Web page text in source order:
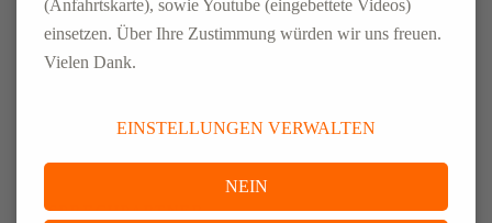
ANSPRECH­PARTNER
(Anfahrtskarte), sowie Youtube (eingebettete Videos)
einsetzen. Über Ihre Zustimmung würden wir uns freuen.
Vielen Dank.
EINSTELLUNGEN VERWALTEN
NEIN